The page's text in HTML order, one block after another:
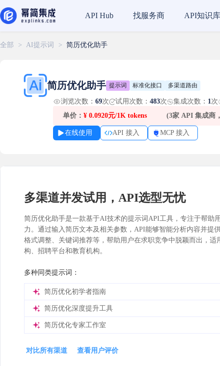
全部 > AI提示词 > 简历优化助手
简历优化助手 提示词 标准化接口 多渠道路由
浏览次数： 69次 试用次数： 483次 集成次数： 1次
单价： ¥ 0.0920元/1K tokens (3家 API 集成商
在线使用 API 接入 MCP 接入
多渠道并发试用，API选型无忧
简历优化助手是一款基于AI技术的提示词API工具，专注于帮助
力。通过输入简历文本及相关参数，API能够智能分析内容并提
格式调整、关键词推荐等，帮助用户在求职竞争中脱颖而出，适
构、招聘平台和教育机构。
多种同类提示词：
简历优化初学者指南
简历优化深度提升工具
简历优化专家工作室
对比所有渠道 查看用户评价
API Hub 找服务商 API知识库